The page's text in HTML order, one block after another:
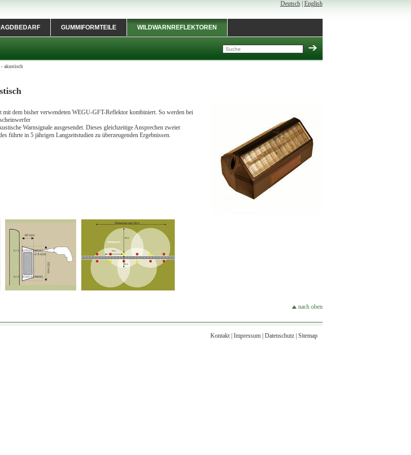
Deutsch| English
GUMMIFORMTEILE WILDWARNREFLEKTOREN
akustisch
mit dem bisher verwendeten WEGU-GFT-Reflektor kombiniert. So werden bei
Warnsignale ausgesendet. Dieses gleichzeitige Ansprechen zweier
führte in 5 jährigen Langzeitstudien zu überzeugenden Ergebnissen.
nach oben
Kontakt| Impressum| Datenschutz| Sitemap